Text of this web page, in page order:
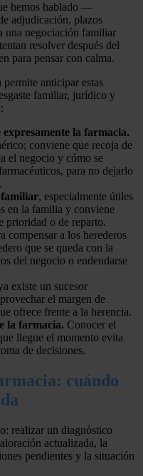
hemos hablado —
adjudicación, plazos
una negociación familiar
resolver después del
para pensar con calma.
anticipar estas
familiar, jurídico y
la farmacia.
conviene que recoja de
el negocio y cómo se
para no dejarlo
familiar, especialmente útiles
en la familia y conviene
prioridad o de reparto.
compensar a los herederos
que se queda con la
del negocio o endeudarse
existe un sucesor
el margen de
ofrece frente a la herencia.
la farmacia. Conocer el
llegue el momento evita
de decisiones.
cuándo
realizar un diagnóstico
actualizada, la
pendientes y la situación